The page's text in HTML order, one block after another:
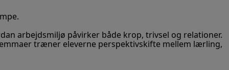
.
arbejdsmiljø påvirker både krop, trivsel og relationer.
træner eleverne perspektivskifte mellem lærling,